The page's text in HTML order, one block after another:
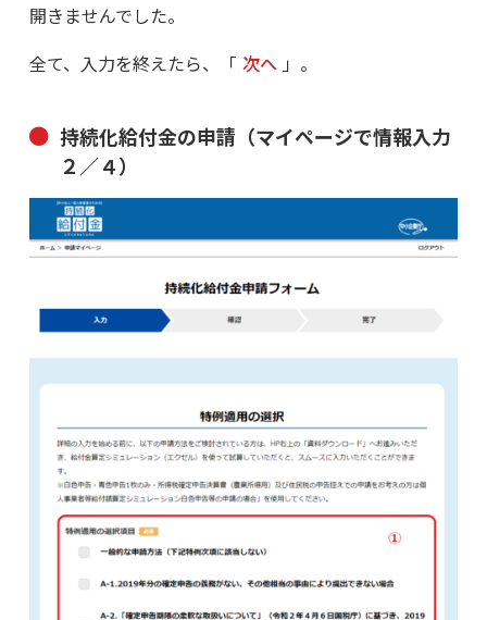
開きませんでした。
全て、入力を終えたら、「 次へ 」。
持続化給付金の申請（マイページで情報入力
２／４）